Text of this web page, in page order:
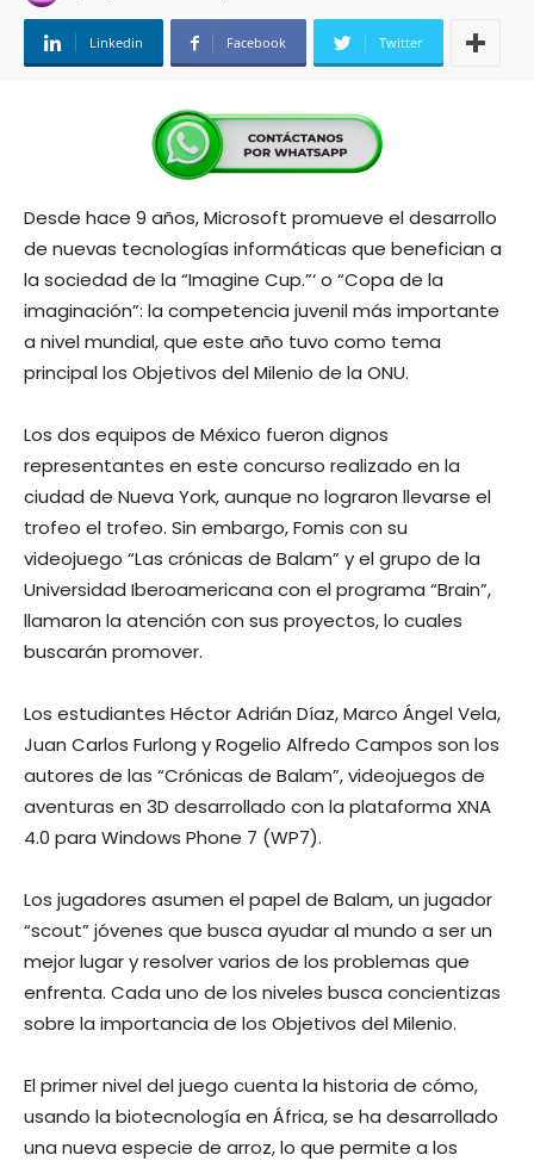
Linkedin Facebook Twitter
Desde hace 9 años, Microsoft promueve el desarrollo
de nuevas tecnologías informáticas que benefician a
la sociedad de la “Imagine Cup.”‘ o “Copa de la
imaginación”: la competencia juvenil más importante
a nivel mundial, que este año tuvo como tema
principal los Objetivos del Milenio de la ONU.
Los dos equipos de México fueron dignos
representantes en este concurso realizado en la
ciudad de Nueva York, aunque no lograron llevarse el
trofeo el trofeo. Sin embargo, Fomis con su
videojuego “Las crónicas de Balam” y el grupo de la
Universidad Iberoamericana con el programa “Brain”,
llamaron la atención con sus proyectos, lo cuales
buscarán promover.
Los estudiantes Héctor Adrián Díaz, Marco Ángel Vela,
Juan Carlos Furlong y Rogelio Alfredo Campos son los
autores de las “Crónicas de Balam”, videojuegos de
aventuras en 3D desarrollado con la plataforma XNA
4.0 para Windows Phone 7 (WP7).
Los jugadores asumen el papel de Balam, un jugador
“scout” jóvenes que busca ayudar al mundo a ser un
mejor lugar y resolver varios de los problemas que
enfrenta. Cada uno de los niveles busca concientizas
sobre la importancia de los Objetivos del Milenio.
El primer nivel del juego cuenta la historia de cómo,
usando la biotecnología en África, se ha desarrollado
una nueva especie de arroz, lo que permite a los